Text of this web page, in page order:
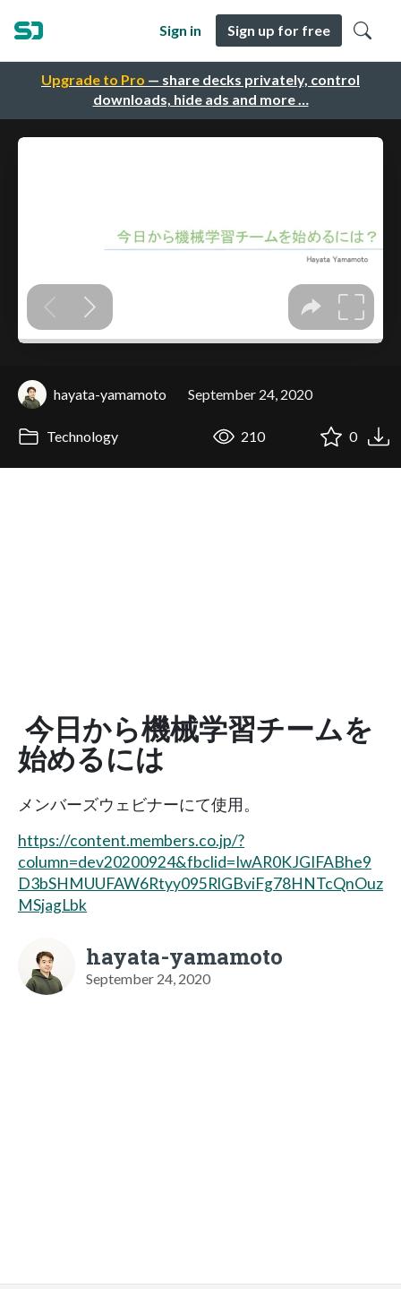
Upgrade to Pro — share decks privately, control
downloads, hide ads and more …
Sign in Sign up for free
hayata-yamamoto September 24, 2020
Technology 210 0
今日から機械学習チームを
始めるには
メンバーズウェビナーにて使用。
https://content.members.co.jp/?
column=dev20200924&fbclid=IwAR0KJGIFABhe9
D3bSHMUUFAW6Rtyy095RlGBviFg78HNTcQnOuz
MSjagLbk
hayata-yamamoto
September 24, 2020